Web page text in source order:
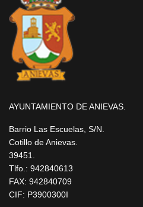
AYUNTAMIENTO DE ANIEVAS.
Barrio Las Escuelas, S/N.
Cotillo de Anievas.
39451.
Tlfo.: 942840613
FAX: 942840709
CIF: P3900300I